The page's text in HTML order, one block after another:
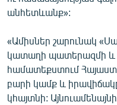
անհետևանք»:
«Ամիսներ շարունակ
կատաղի պատերազմի
համատեքստում
բարի կամք և
կհայտնի: